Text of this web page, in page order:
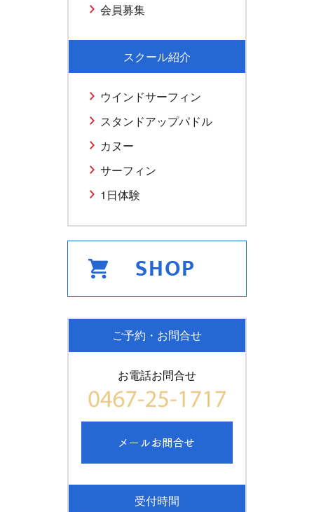
会員募集
スクール紹介
ウインドサーフィン
スタンドアップパドル
カヌー
サーフィン
1日体験
ご予約・お問合せ
お電話お問合せ
受付時間